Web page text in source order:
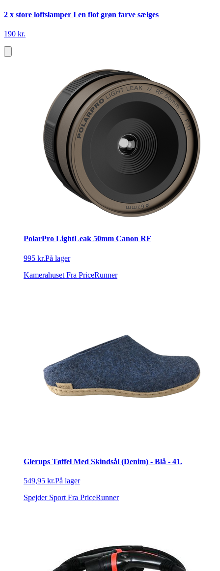
2 x store loftslamper I en flot grøn farve sælges
190 kr.
PolarPro LightLeak 50mm Canon RF
995 kr.På lager
Kamerahuset Fra PriceRunner
Glerups Tøffel Med Skindsål (Denim) - Blå - 41.
549,95 kr.På lager
Spejder Sport Fra PriceRunner